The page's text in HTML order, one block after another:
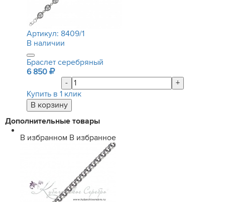
Артикул: 8409/1
В наличии
Браслет серебряный
6 850
-
+
Купить в 1 клик
Дополнительные товары
В избранном В избранное